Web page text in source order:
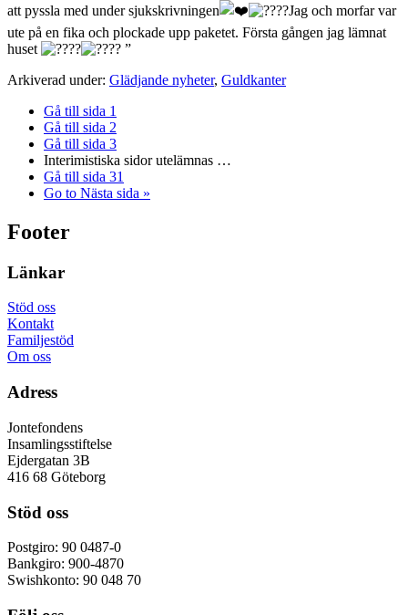
att pyssla med under sjukskrivningen
Jag och morfar var
ute på en fika och plockade upp paketet. Första gången jag lämnat
huset
”
Arkiverad under: Glädjande nyheter, Guldkanter
Gå till sida 1
Gå till sida 2
Gå till sida 3
Interimistiska sidor utelämnas …
Gå till sida 31
Go to Nästa sida »
Footer
Länkar
Stöd oss
Kontakt
Familjestöd
Om oss
Adress
Jontefondens
Insamlingsstiftelse
Ejdergatan 3B
416 68 Göteborg
Stöd oss
Postgiro: 90 0487-0
Bankgiro: 900-4870
Swishkonto: 90 048 70